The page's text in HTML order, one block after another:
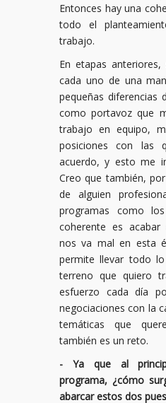
Entonces hay una
todo el
trabajo.
En etapas
cada uno de una
pequeñas diferencias
como portavoz que
trabajo en equipo,
posiciones con las
acuerdo, y esto me
Creo que también,
de alguien
programas como
coherente es
nos va mal en esta
permite llevar todo
terreno que quiero
esfuerzo cada día
negociaciones con la
temáticas que
también es un reto.
- Ya que al
programa, ¿cómo
abarcar estos dos